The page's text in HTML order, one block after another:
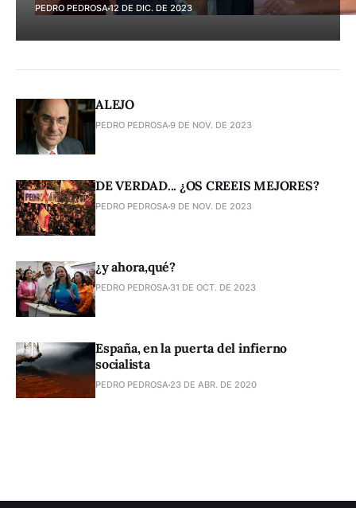
PEDRO PEDROSA12 DE DIC. DE 2023
ALEJO
PEDRO PEDROSA9 DE NOV. DE 2023
DE VERDAD... ¿OS CREEIS MEJORES?
PEDRO PEDROSA9 DE NOV. DE 2023
¿y ahora,qué?
PEDRO PEDROSA 31 DE OCT. DE 2023
España, en la puerta del infierno
socialista
PEDRO PEDROSA 23 DE ABR. DE 2020